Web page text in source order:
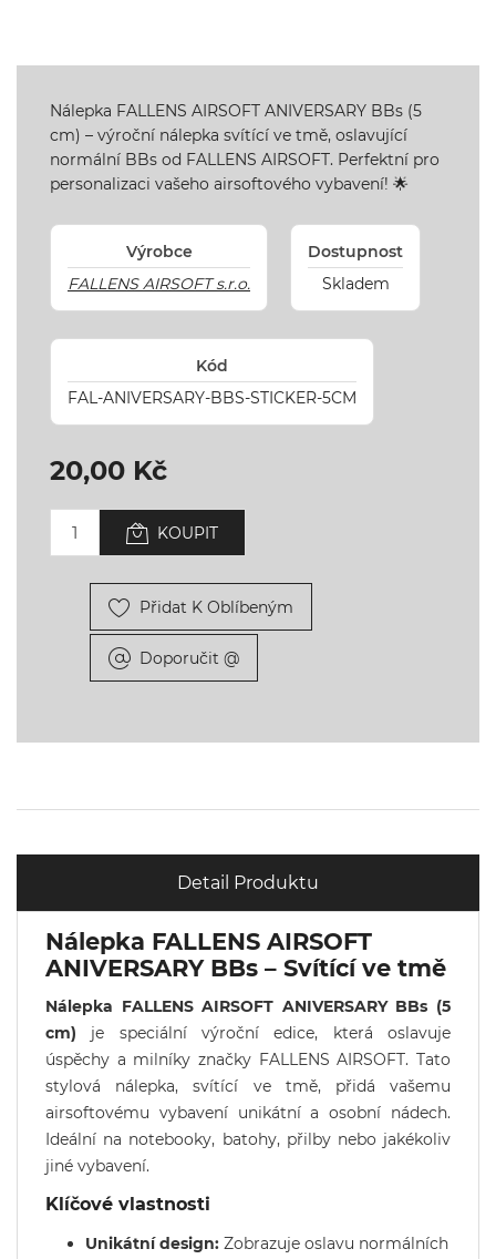
Nálepka FALLENS AIRSOFT ANIVERSARY BBs (5
cm) – výroční nálepka svítící ve tmě, oslavující
normální BBs od FALLENS AIRSOFT. Perfektní pro
personalizaci vašeho airsoftového vybavení! 🌟
Výrobce
FALLENS AIRSOFT s.r.o.
Dostupnost
Skladem
Kód
FAL-ANIVERSARY-BBS-STICKER-5CM
20,00 Kč
KOUPIT
Přidat K Oblíbeným
Doporučit @
Detail Produktu
Nálepka FALLENS AIRSOFT
ANIVERSARY BBs – Svítící ve tmě
Nálepka FALLENS AIRSOFT ANIVERSARY BBs (5
cm) je speciální výroční edice, která oslavuje
úspěchy a milníky značky FALLENS AIRSOFT. Tato
stylová nálepka, svítící ve tmě, přidá vašemu
airsoftovému vybavení unikátní a osobní nádech.
Ideální na notebooky, batohy, přilby nebo jakékoliv
jiné vybavení.
Klíčové vlastnosti
Unikátní design: Zobrazuje oslavu normálních